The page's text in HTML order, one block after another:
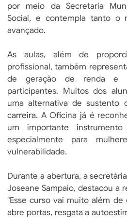
por meio da Secretaria
Social, e contempla tanto o
avançado.
As aulas, além de
profissional, também
de geração de renda e
participantes. Muitos dos
uma alternativa de sustento
carreira. A Oficina já é
um importante
especialmente para
vulnerabilidade.
Durante a abertura, a
Joseane Sampaio, destacou a
"Esse curso vai muito além de
abre portas, resgata a